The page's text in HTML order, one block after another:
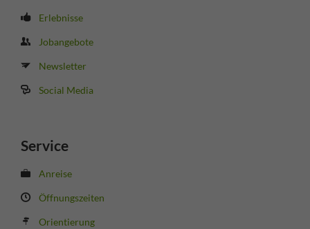
Erlebnisse
Jobangebote
Newsletter
Social Media
Service
Anreise
Öffnungszeiten
Orientierung